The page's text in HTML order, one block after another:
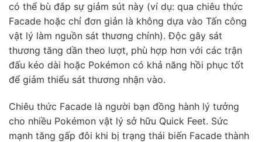
có thể bù đắp sự giảm sút này (ví dụ: qua chiêu thức
Facade hoặc chỉ đơn giản là không dựa vào Tấn công
vật lý làm nguồn sát thương chính). Độc gây sát
thương tăng dần theo lượt, phù hợp hơn với các trận
đấu kéo dài hoặc Pokémon có khả năng hồi phục tốt
để giảm thiểu sát thương nhận vào.
Chiêu thức Facade là người bạn đồng hành lý tưởng
cho nhiều Pokémon vật lý sở hữu Quick Feet. Sức
mạnh tăng gấp đôi khi bị trạng thái biến Facade thành